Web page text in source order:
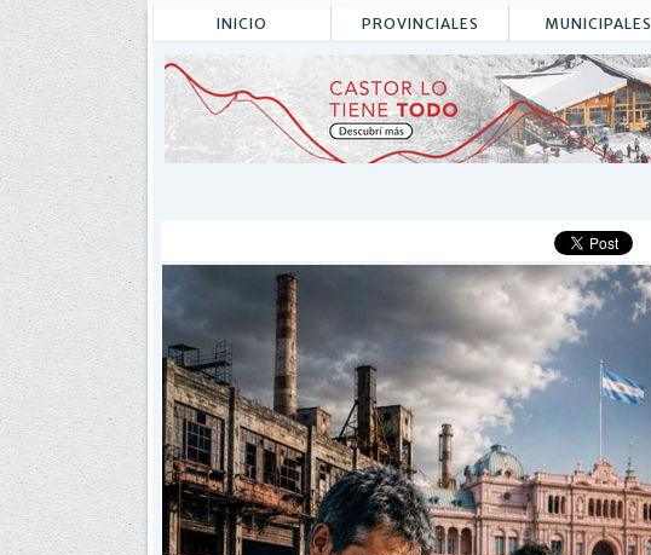
INICIO PROVINCIALES MUNICIPALES